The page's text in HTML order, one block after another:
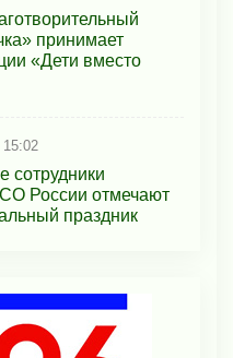
принимает
«Дети вместо
15:02
сотрудники
России отмечают
праздник